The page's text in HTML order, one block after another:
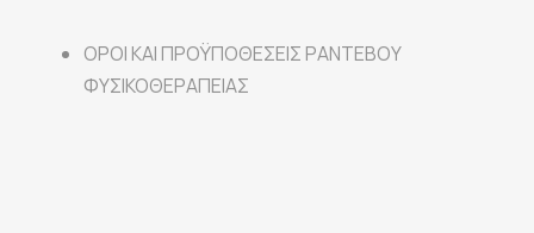
ΟΡΟΙ ΚΑΙ ΠΡΟΫΠΟΘΕΣΕΙΣ ΡΑΝΤΕΒΟΥ
ΦΥΣΙΚΟΘΕΡΑΠΕΙΑΣ